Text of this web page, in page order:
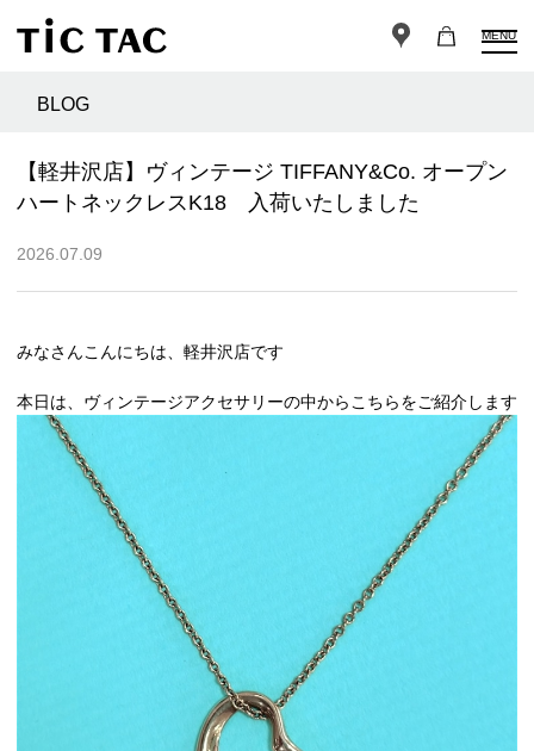
MENU
BLOG
【軽井沢店】ヴィンテージ TIFFANY&Co. オープン
ハートネックレスK18 入荷いたしました
2026.07.09
みなさんこんにちは、軽井沢店です
本日は、ヴィンテージアクセサリーの中からこちらをご紹介します